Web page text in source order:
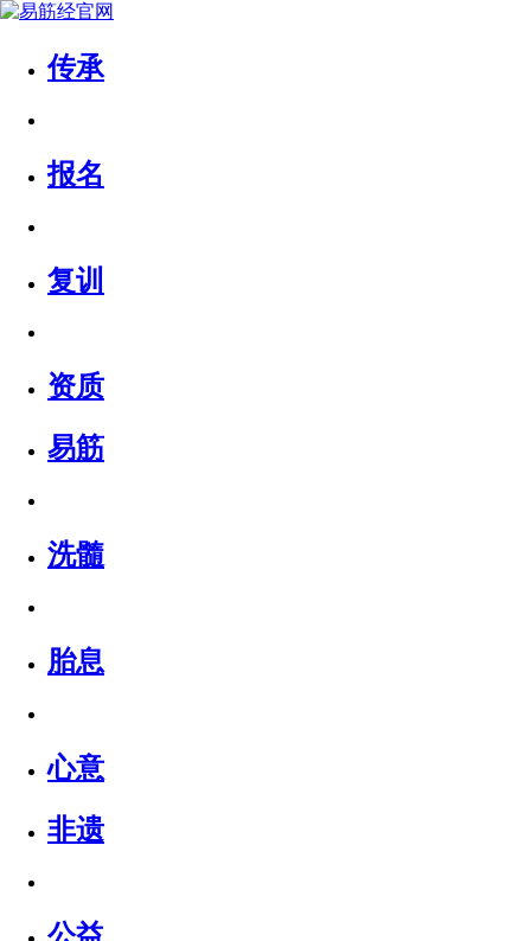
传承
报名
复训
资质
易筋
洗髓
胎息
心意
非遗